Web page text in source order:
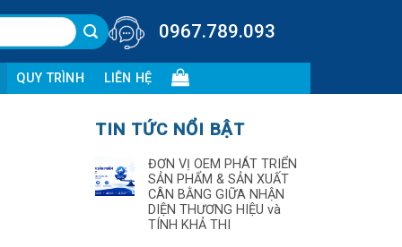
0967.789.093
QUY TRÌNH LIÊN HỆ
TIN TỨC NỔI BẬT
ĐƠN VỊ OEM PHÁT TRIỂN
SẢN PHẨM & SẢN XUẤT
CÂN BẰNG GIỮA NHẬN
DIỆN THƯƠNG HIỆU và
TÍNH KHẢ THI